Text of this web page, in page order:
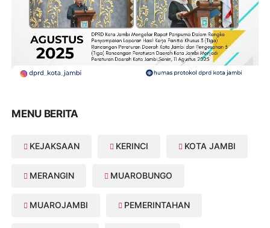
MENU BERITA
KEJAKSAAN KERINCI KOTA JAMBI
MERANGIN MUAROBUNGO
MUAROJAMBI PEMERINTAHAN